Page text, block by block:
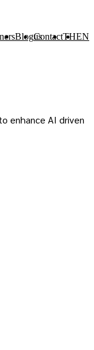
BlogContact us THEN
enhance AI driven